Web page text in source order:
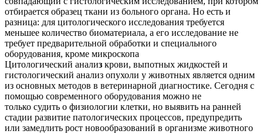
отбирается образец ткани из больного органа. Но есть и
разница: для цитологического исследования требуется
меньшее количество биоматериала, а его исследование не
требует предварительной обработки и специального
оборудования, кроме микроскопа
Цитологический анализ крови, выпотных жидкостей и
гистологический анализ опухоли у животных является одним
из основных методов в ветеринарной диагностике. Сегодня с
помощью современного оборудования можно не
только судить о физиологии клетки, но выявить на ранней
стадии развитие патологических процессов, предупредить
или замедлить рост новообразований в организме животного